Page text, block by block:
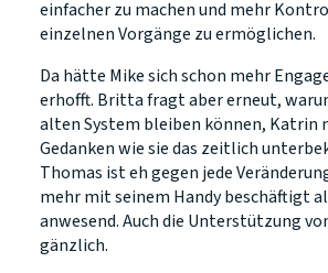
einfacher zu machen und mehr
einzelnen Vorgänge zu ermöglichen.
Da hätte Mike sich schon mehr
erhofft. Britta fragt aber erneut,
alten System bleiben können, Katrin
Gedanken wie sie das zeitlich
Thomas ist eh gegen jede
mehr mit seinem Handy beschäftigt
anwesend. Auch die Unterstützung
gänzlich.